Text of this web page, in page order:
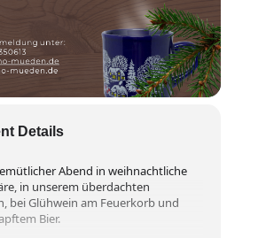
Details
Abend in weihnachtliche
in unserem überdachten
bei Glühwein am Feuerkorb und
Bier.